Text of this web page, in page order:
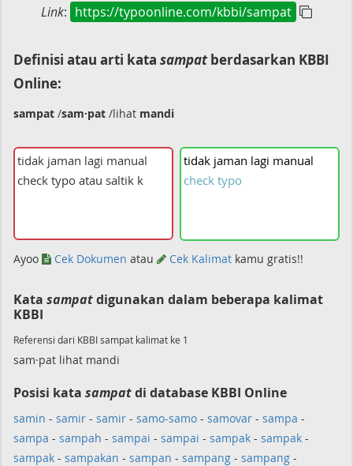
Link: https://typoonline.com/kbbi/sampat
Definisi atau arti kata sampatberdasarkan KBBI
Online:
sampat /sam·pat /lihat mandi
tidak jaman lagi manual
check typo
Ayoo Cek Dokumen atau Cek Kalimat kamu gratis!!
Kata sampatdigunakan dalam beberapa kalimat
KBBI
Referensi dari KBBI sampat kalimat ke 1
sam·pat lihat mandi
Posisi kata sampatdi database KBBI Online
samin - samir - samir - samo-samo - samovar - sampa -
sampa - sampah - sampai - sampai - sampak - sampak -
sampak - sampakan - sampan - sampang - sampang -